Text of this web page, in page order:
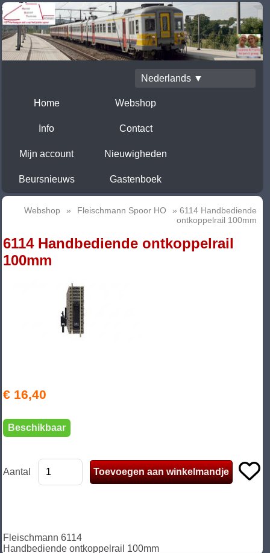
Nederlands ▼
Home Webshop
Info Contact
Mijn account Nieuwigheden
Beursnieuws Gastenboek
Webshop » Fleischmann Spoor HO
» 6114 Handbediende
ontkoppelrail 100mm
6114 Handbediende ontkoppelrail
100mm
€ 16,40
Beschikbaar
Aantal
Fleischmann 6114
Handbediende ontkoppelrail 100mm